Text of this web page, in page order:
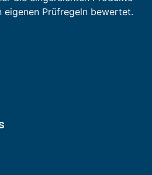
eigenen Prüfregeln bewertet.